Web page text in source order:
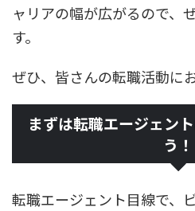
ャリアの幅が広がるので、
す。
ぜひ、皆さんの転職活動に
まずは転職エージェン
う！
転職エージェント目線で、